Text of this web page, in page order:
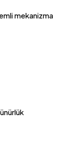
mekanizma